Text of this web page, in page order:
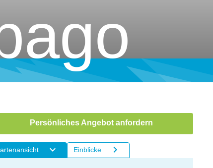
Persönliches Angebot anfordern
Einblicke